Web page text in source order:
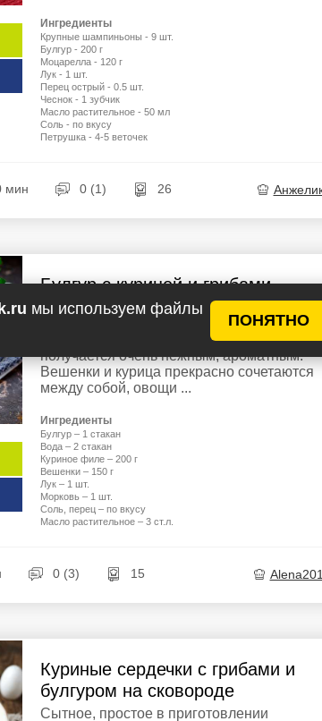
мы используем файлы
ПОНЯТНО
Ингредиенты
Крупные шампиньоны - 9 шт.
Булгур - 200 г
Моцарелла - 120 г
Лук - 1 шт.
Перец острый - 0.5 шт.
Чеснок - 1 зубчик
Масло растительное - 50 мл
Соль - по вкусу
Петрушка - 4-5 веточек
мин 0 (1) 26
Булгур с курицей и грибами
Булгур с курицей и грибами – это очень
вкусное и простое в приготовлении
которое понравится многим. Булгур
получается очень нежным, ароматным.
Вешенки и курица прекрасно сочетаются
между собой, овощи ...
Ингредиенты
Булгур – 1 стакан
Вода – 2 стакан
Куриное филе – 200 г
Вешенки – 150 г
Лук – 1 шт.
Морковь – 1 шт.
Соль, перец – по вкусу
Масло растительное – 3 ст.л.
0 (3) 15
Куриные сердечки с грибами и
булгуром на сковороде
Сытное, простое в приготовлении